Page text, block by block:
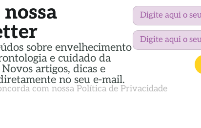
sobre envelhecimento
e cuidado da
Novos artigos, dicas e
no seu e-mail.
com nossa Política de Privacidade